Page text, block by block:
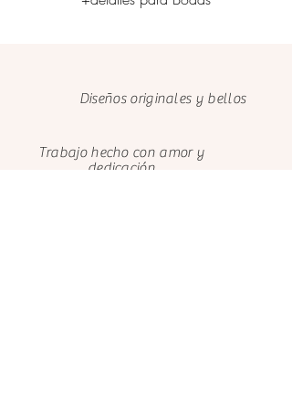
Diseños originales y bellos
Trabajo hecho con amor y
dedicación